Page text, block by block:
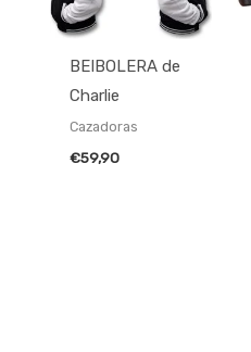
BEIBOLERA de
Charlie
Cazadoras
€59,90